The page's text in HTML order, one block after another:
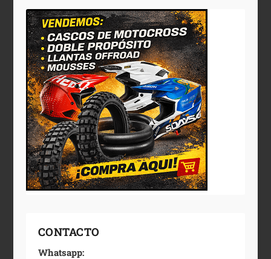
CONTACTO
Whatsapp: